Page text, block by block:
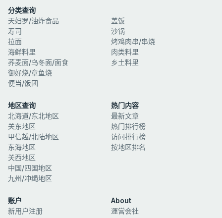
分类查询
天妇罗/油炸食品
寿司
拉面
海鲜料里
荞麦面/乌冬面/面食
御好烧/章鱼烧
便当/饭团
盖饭
沙锅
烤鸡肉串/串烧
肉类料里
乡土料里
地区查询
北海道/东北地区
关东地区
甲信越/北陆地区
东海地区
关西地区
中国/四国地区
九州/冲绳地区
热门内容
最新文章
热门排行榜
访问排行榜
按地区排名
账户
新用户注册
About
運営会社